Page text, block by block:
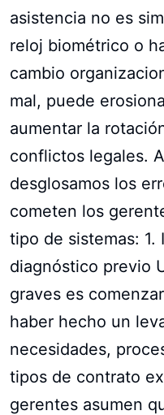
asistencia no es
reloj biométrico o
cambio
mal, puede
aumentar la
conflictos legales.
desglosamos los
cometen los
tipo de sistemas: 1.
diagnóstico previo
graves es
haber hecho un
necesidades,
tipos de contrato
gerentes asumen